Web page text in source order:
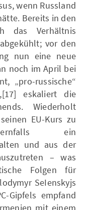
wenn Russland
Bereits in den
das Verhältnis
vor den
nun eine neue
noch im April bei
„pro-russische“
eskaliert die
Wiederholt
EU-Kurs zu
ein
und aus der
– was
Folgen für
SeIenskyjs
Gipfels empfand
mit einem